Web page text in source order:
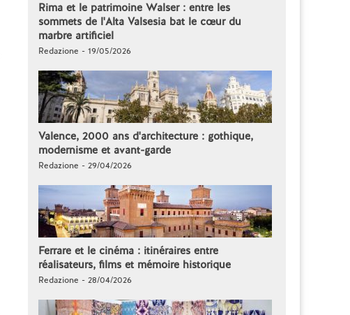
Rima et le patrimoine Walser : entre les
sommets de l'Alta Valsesia bat le cœur du
marbre artificiel
Redazione - 19/05/2026
Valence, 2000 ans d'architecture : gothique,
modernisme et avant-garde
Redazione - 29/04/2026
Ferrare et le cinéma : itinéraires entre
réalisateurs, films et mémoire historique
Redazione - 28/04/2026